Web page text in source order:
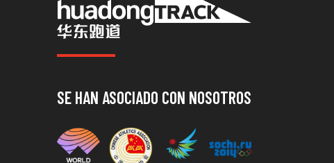
SE HAN ASOCIADO CON NOSOTROS